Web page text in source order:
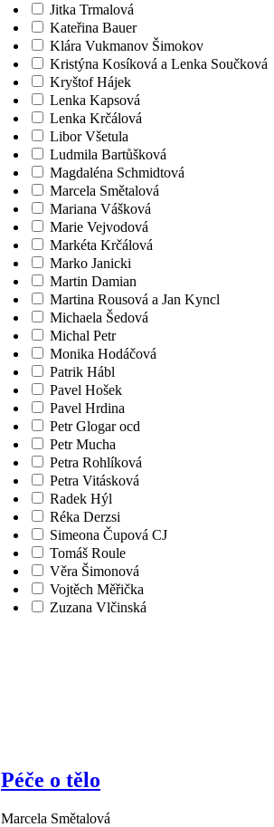
Jitka Trmalová
Kateřina Bauer
Klára Vukmanov Šimokov
Kristýna Kosíková a Lenka Součková
Kryštof Hájek
Lenka Kapsová
Lenka Krčálová
Libor Všetula
Ludmila Bartůšková
Magdaléna Schmidtová
Marcela Smětalová
Mariana Vášková
Marie Vejvodová
Markéta Krčálová
Marko Janicki
Martin Damian
Martina Rousová a Jan Kyncl
Michaela Šedová
Michal Petr
Monika Hodáčová
Patrik Hábl
Pavel Hošek
Pavel Hrdina
Petr Glogar ocd
Petr Mucha
Petra Rohlíková
Petra Vitásková
Radek Hýl
Réka Derzsi
Simeona Čupová CJ
Tomáš Roule
Věra Šimonová
Vojtěch Měřička
Zuzana Vlčinská
Péče o tělo
Marcela Smětalová